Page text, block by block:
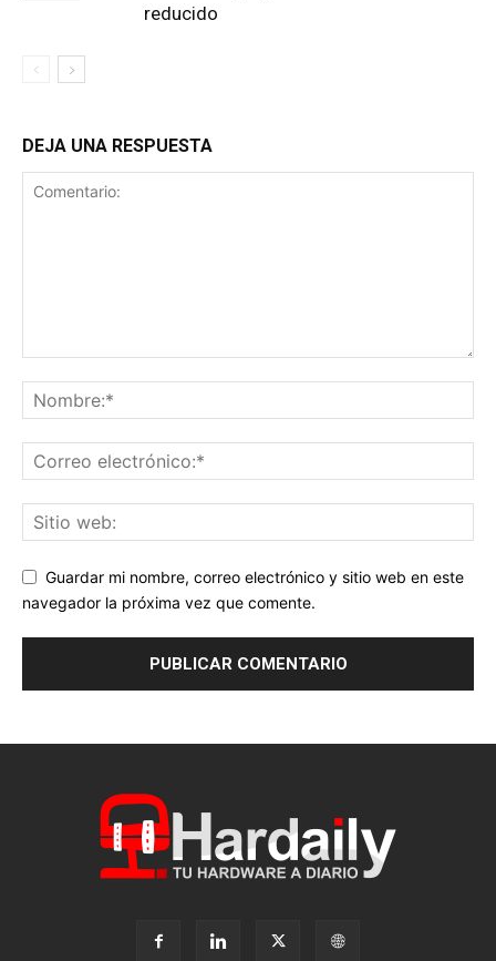
reducido
DEJA UNA RESPUESTA
Guardar mi nombre, correo electrónico y sitio web en este
navegador la próxima vez que comente.